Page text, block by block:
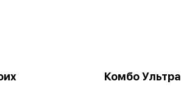
Комбо Ультра